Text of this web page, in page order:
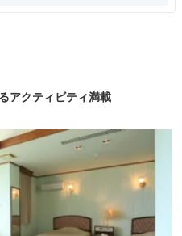
アクティビティ満載